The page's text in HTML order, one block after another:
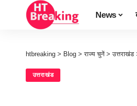
News
htbreaking > Blog >राज्य चुनें >उत्तराखंड
उत्तराखंड